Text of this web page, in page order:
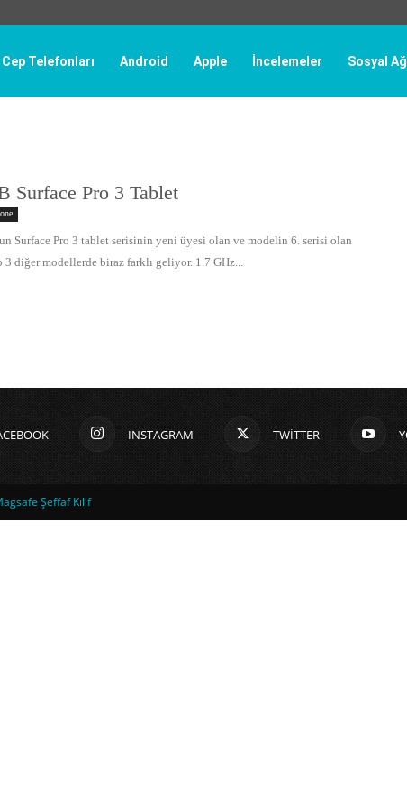
Cep Telefonları Android Apple İncelemeler Sosyal
Surface Pro 3 Tablet
Surface Pro 3 tablet serisinin yeni üyesi olan ve modelin 6. serisi olan
3 diğer modellerde biraz farklı geliyor. 1.7 GHz...
INSTAGRAM TWITTER
Şeffaf Kılıf